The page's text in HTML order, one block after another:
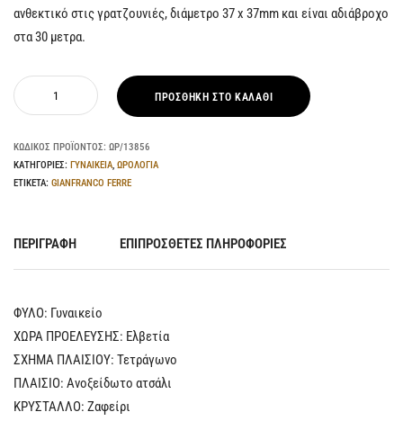
ανθεκτικό στις γρατζουνιές, διάμετρο 37 x 37mm και είναι αδιάβροχο
στα 30 μετρα.
ΠΡΟΣΘΉΚΗ ΣΤΟ ΚΑΛΆΘΙ
ΚΩΔΙΚΌΣ ΠΡΟΪΌΝΤΟΣ: ΩΡ/13856
ΚΑΤΗΓΟΡΊΕΣ: ΓΥΝΑΙΚΕΙΑ, ΩΡΟΛΟΓΙΑ
ΕΤΙΚΈΤΑ: GIANFRANCO FERRE
ΠΕΡΙΓΡΑΦΉ ΕΠΙΠΡΌΣΘΕΤΕΣ ΠΛΗΡΟΦΟΡΊΕΣ
ΦΥΛΟ: Γυναικείο
ΧΩΡΑ ΠΡΟΕΛΕΥΣΗΣ: Ελβετία
ΣΧΗΜΑ ΠΛΑΙΣΙΟΥ: Τετράγωνο
ΠΛΑΙΣΙΟ: Ανοξείδωτο ατσάλι
ΚΡΥΣΤΑΛΛΟ: Ζαφείρι